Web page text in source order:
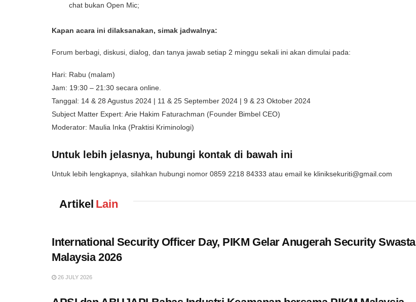
chat bukan Open Mic;
Kapan acara ini dilaksanakan, simak jadwalnya:
Forum berbagi, diskusi, dialog, dan tanya jawab setiap 2 minggu sekali ini akan dimulai pada:
Hari: Rabu (malam)
Jam: 19:30 – 21:30 secara online.
Tanggal: 14 & 28 Agustus 2024 | 11 & 25 September 2024 | 9 & 23 Oktober 2024
Subject Matter Expert: Arie Hakim Faturachman (Founder Bimbel CEO)
Moderator: Maulia Inka (Praktisi Kriminologi)
Untuk lebih jelasnya, hubungi kontak di bawah ini
Untuk lebih lengkapnya, silahkan hubungi nomor 0859 2218 84333 atau email ke kliniksekuriti@gmail.com
Artikel Lain
International Security Officer Day, PIKM Gelar Anugerah Security Swasta
Malaysia 2026
26 JULY 2026